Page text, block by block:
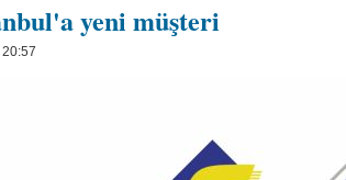
yeni müşteri
20:57